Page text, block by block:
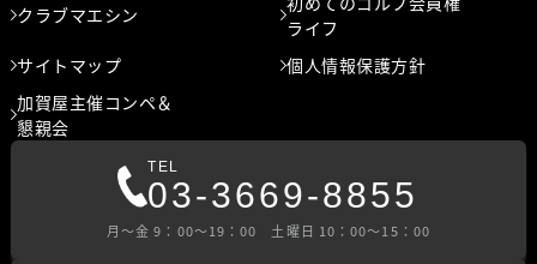
クラブマエシン
ライフ
サイトマップ
個人情報保護方針
加賀屋主催コンペ＆
懇親会
TEL
03-3669-8855
⽉〜⾦ 9：00〜19：00 ⼟曜⽇ 10：00〜15：00